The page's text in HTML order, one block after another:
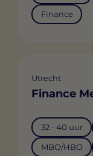
Finance
Utrecht
Finance
32 - 40 uur
MBO/HBO